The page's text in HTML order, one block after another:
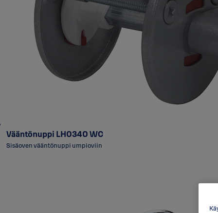
Vääntönuppi LH0340 WC
Sisäoven vääntönuppi umpioviin